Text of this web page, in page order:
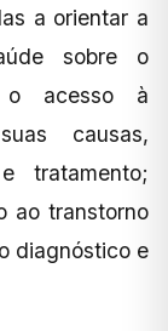
a orientar a
sobre o
o acesso à
causas,
tratamento;
ao transtorno
diagnóstico e